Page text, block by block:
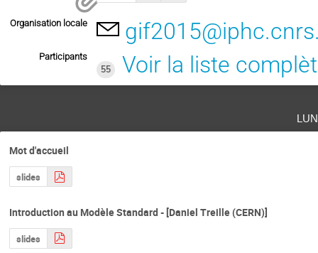
Organisation locale
Participants
55
Voir la liste
Mot d'accueil
slides
Introduction au Modèle Standard - [Daniel Treille (CERN)]
slides